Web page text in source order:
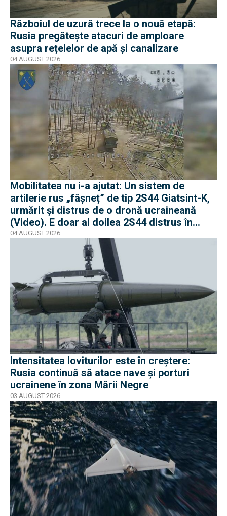
Războiul de uzură trece la o nouă etapă:
Rusia pregătește atacuri de amploare
asupra rețelelor de apă și canalizare
04 AUGUST 2026
Mobilitatea nu i-a ajutat: Un sistem de
artilerie rus „fâșneț” de tip 2S44 Giatsint-K,
urmărit și distrus de o dronă ucraineană
(Video). E doar al doilea 2S44 distrus în
război
04 AUGUST 2026
Intensitatea loviturilor este în creștere:
Rusia continuă să atace nave și porturi
ucrainene în zona Mării Negre
03 AUGUST 2026